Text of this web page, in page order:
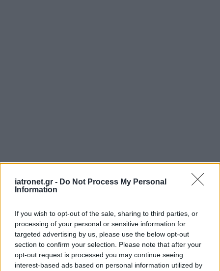
iatronet.gr - Do Not Process My Personal
Information
If you wish to opt-out of the sale, sharing to third parties, or
processing of your personal or sensitive information for
targeted advertising by us, please use the below opt-out
section to confirm your selection. Please note that after your
opt-out request is processed you may continue seeing
interest-based ads based on personal information utilized by